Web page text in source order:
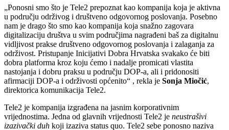
„Ponosni smo što je Tele2 prepoznat kao kompanija koja je aktivna
u području održivog i društveno odgovornog poslovanja. Posebno
nam je drago što smo kao kompanija koja snažno zagovara
digitalizaciju društva u svim područjima nagrađeni baš za digitalnu
vidljivost prakse društveno odgovornog poslovanja i zalaganja za
održivost. Pristupanje Inicijativi Dobra Hrvatska svakako će biti
dobra platforma kroz koju ćemo i nadalje promicati vlastita
nastojanja i dobru praksu u području DOP-a, ali i pridonositi
afirmaciji DOP-a i održivosti općenito“ , rekla je Sonja Miočić,
direktorica komunikacija Tele2.
Tele2 je kompanija izgrađena na jasnim korporativnim
vrijednostima. Jedna od glavnih vrijednosti Tele2 je neustrašivi
izazivački duh koji izaziva status quo. Tele2 sebe ponosno naziva